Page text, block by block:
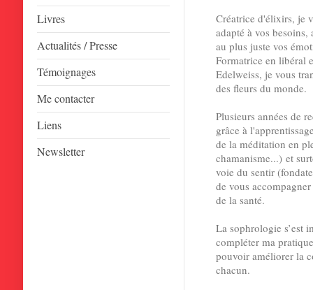
Livres
Actualités / Presse
Témoignages
Me contacter
Liens
Newsletter
Créatrice d'élixirs, je
adapté à vos
au plus juste vos
Formatrice en libéral
Edelweiss, je vous
des fleurs du monde.
Plusieurs années de
grâce à
de la méditation en
chamanisme...) et
voie du sentir
de vous
de la santé.
La sophrologie s’est
compléter ma
pouvoir améliorer la
chacun.